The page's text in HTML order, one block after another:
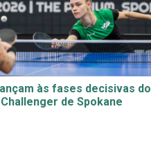
às fases decisivas do
de Spokane